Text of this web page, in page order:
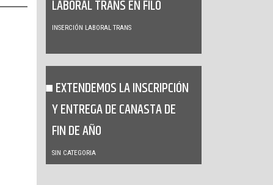
LABORAL TRANS EN FILO
INSERCIÓN LABORAL TRANS
EXTENDEMOS LA INSCRIPCIÓN
Y ENTREGA DE CANASTA DE
FIN DE AÑO
SIN CATEGORIA